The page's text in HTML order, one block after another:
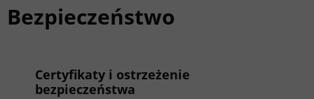
Bezpieczeństwo
Certyfikaty i ostrzeżenie
bezpieczeństwa